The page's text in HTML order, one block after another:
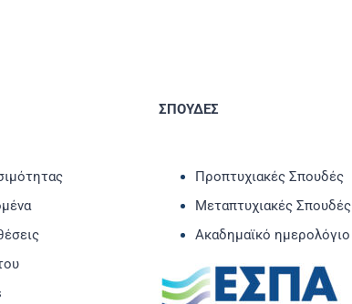
ΣΠΟΥΔΕΣ
Προπτυχιακές Σπουδές
Μεταπτυχιακές Σπουδές
Ακαδημαϊκό ημερολόγιο